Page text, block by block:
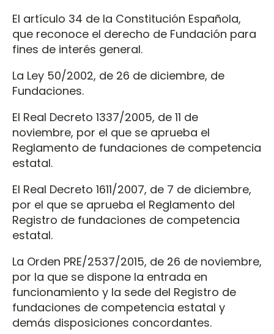
El artículo 34 de la Constitución Española,
que reconoce el derecho de Fundación para
fines de interés general.
La Ley 50/2002, de 26 de diciembre, de
Fundaciones.
El Real Decreto 1337/2005, de 11 de
noviembre, por el que se aprueba el
Reglamento de fundaciones de competencia
estatal.
El Real Decreto 1611/2007, de 7 de diciembre,
por el que se aprueba el Reglamento del
Registro de fundaciones de competencia
estatal.
La Orden PRE/2537/2015, de 26 de noviembre,
por la que se dispone la entrada en
funcionamiento y la sede del Registro de
fundaciones de competencia estatal y
demás disposiciones concordantes.